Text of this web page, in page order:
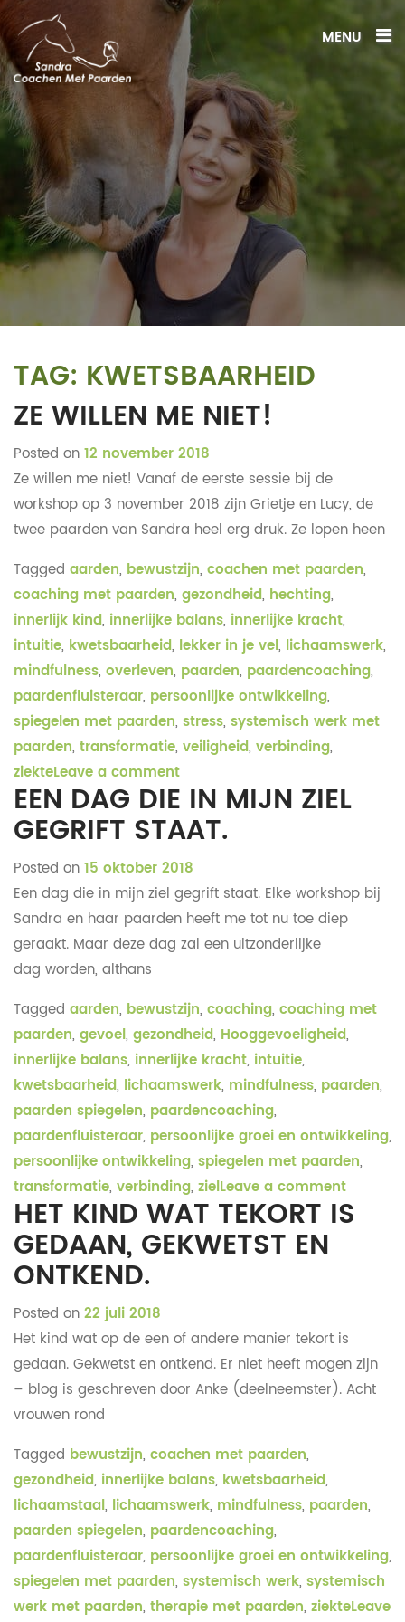
MENU
TAG: KWETSBAARHEID
ZE WILLEN ME NIET!
Posted on 12 november 2018
Ze willen me niet! Vanaf de eerste sessie bij de
workshop op 3 november 2018 zijn Grietje en Lucy, de
twee paarden van Sandra heel erg druk. Ze lopen heen
Tagged aarden, bewustzijn, coachen met paarden,
coaching met paarden, gezondheid, hechting,
innerlijk kind, innerlijke balans, innerlijke kracht,
intuitie, kwetsbaarheid, lekker in je vel, lichaamswerk,
mindfulness, overleven, paarden, paardencoaching,
paardenfluisteraar, persoonlijke ontwikkeling,
spiegelen met paarden, stress, systemisch werk met
paarden, transformatie, veiligheid, verbinding,
ziekteLeave a comment
EEN DAG DIE IN MIJN ZIEL
GEGRIFT STAAT.
Posted on 15 oktober 2018
Een dag die in mijn ziel gegrift staat. Elke workshop bij
Sandra en haar paarden heeft me tot nu toe diep
geraakt. Maar deze dag zal een uitzonderlijke
dag worden, althans
Tagged aarden, bewustzijn, coaching, coaching met
paarden, gevoel, gezondheid, Hooggevoeligheid,
innerlijke balans, innerlijke kracht, intuitie,
kwetsbaarheid, lichaamswerk, mindfulness, paarden,
paarden spiegelen, paardencoaching,
paardenfluisteraar, persoonlijke groei en ontwikkeling,
persoonlijke ontwikkeling, spiegelen met paarden,
transformatie, verbinding, zielLeave a comment
HET KIND WAT TEKORT IS
GEDAAN, GEKWETST EN
ONTKEND.
Posted on 22 juli 2018
Het kind wat op de een of andere manier tekort is
gedaan. Gekwetst en ontkend. Er niet heeft mogen zijn
– blog is geschreven door Anke (deelneemster). Acht
vrouwen rond
Tagged bewustzijn, coachen met paarden,
gezondheid, innerlijke balans, kwetsbaarheid,
lichaamstaal, lichaamswerk, mindfulness, paarden,
paarden spiegelen, paardencoaching,
paardenfluisteraar, persoonlijke groei en ontwikkeling,
spiegelen met paarden, systemisch werk, systemisch
werk met paarden, therapie met paarden, ziekteLeave